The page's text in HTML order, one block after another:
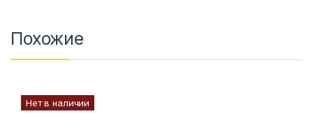
Похожие
Нет в наличии